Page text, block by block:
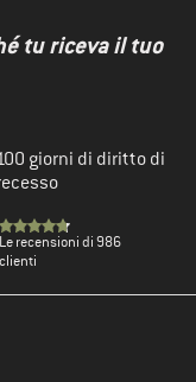
tu riceva il tuo
giorni di diritto di
Le recensioni di 986
clienti